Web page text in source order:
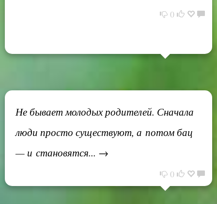
0
Не бывает молодых родителей. Сначала
люди просто существуют, а потом бац
— и становятся... →
0